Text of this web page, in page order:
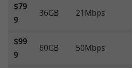
$79
9
36GB 21Mbps
$99
9
60GB 50Mbps